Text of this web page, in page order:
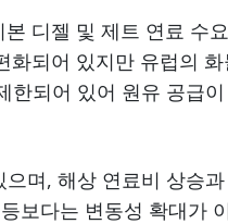
디젤 및 제트 연료 수
되어 있지만 유럽의
되어 있어 원유 공급
며, 해상 연료비 상승
보다는 변동성 확대가